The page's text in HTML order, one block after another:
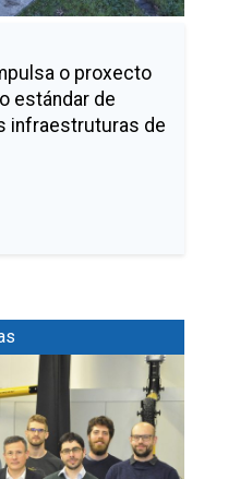
o proxecto
estándar de
infraestruturas de